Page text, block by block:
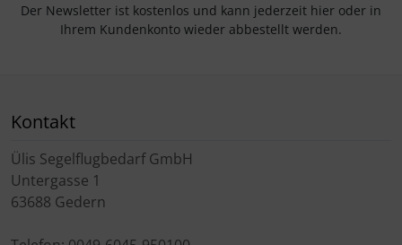
Der Newsletter ist kostenlos und kann jederzeit hier oder in
Ihrem Kundenkonto wieder abbestellt werden.
Kontakt
Ülis Segelflugbedarf GmbH
Untergasse 1
63688 Gedern